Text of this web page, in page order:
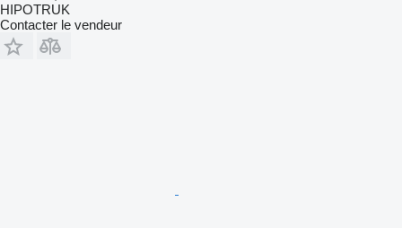
HIPOTRUK
Contacter le vendeur